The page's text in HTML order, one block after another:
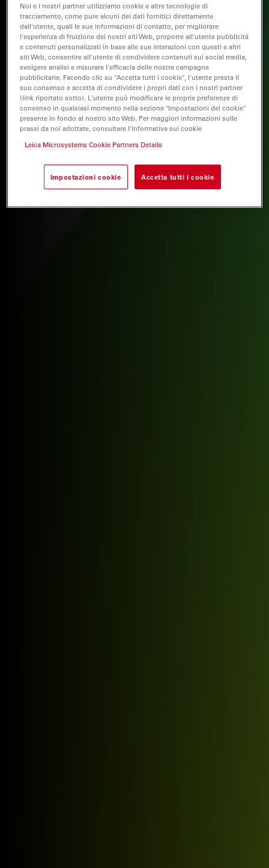
Noi e i nostri partner utilizziamo cookie e altre tecnologie di
tracciamento, come pure alcuni dei dati fornitici direttamente
dall'utente, quali le sue informazioni di contatto, per migliorare
l'esperienza di fruizione dei nostri siti Web, proporre all'utente pubblicità
e contenuti personalizzati in base alle sue interazioni con questi e altri
siti Web, consentire all'utente di condividere contenuti sui social media,
svolgere analisi e misurare l'efficacia delle nostre campagne
pubblicitarie. Facendo clic su "Accetta tutti i cookie", l'utente presta il
suo consenso e accetta di condividere i propri dati con i nostri partner
(link riportato sotto). L'utente può modificare le proprie preferenze di
consenso in qualsiasi momento nella sezione "Impostazioni dei cookie"
presente in fondo al nostro sito Web. Per maggiori informazioni sulle
prassi da noi adottate, consultare l'Informativa sui cookie
Leica Microsystems Cookie Partners Details
Impostazioni cookie Accetta tutti i cookie